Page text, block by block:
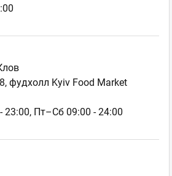
фудхолл Kyiv Food Market
23:00, Пт–Сб 09:00 - 24:00